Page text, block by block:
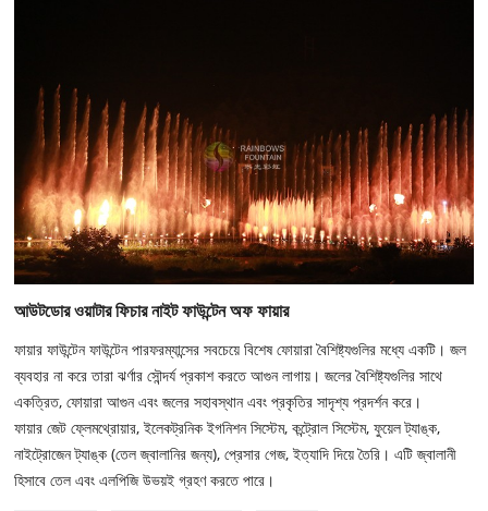
আউটডোর ওয়াটার ফিচার নাইট ফাউন্টেন অফ ফায়ার
ফায়ার ফাউন্টেন ফাউন্টেন পারফরম্যান্সের সবচেয়ে বিশেষ ফোয়ারা বৈশিষ্ট্যগুলির মধ্যে একটি। জল
ব্যবহার না করে তারা ঝর্ণার সৌন্দর্য প্রকাশ করতে আগুন লাগায়। জলের বৈশিষ্ট্যগুলির সাথে
একত্রিত, ফোয়ারা আগুন এবং জলের সহাবস্থান এবং প্রকৃতির সাদৃশ্য প্রদর্শন করে।
ফায়ার জেট ফ্লেমথ্রোয়ার, ইলেকট্রনিক ইগনিশন সিস্টেম, কন্ট্রোল সিস্টেম, ফুয়েল ট্যাঙ্ক,
নাইট্রোজেন ট্যাঙ্ক (তেল জ্বালানির জন্য), প্রেসার গেজ, ইত্যাদি দিয়ে তৈরি। এটি জ্বালানী
হিসাবে তেল এবং এলপিজি উভয়ই গ্রহণ করতে পারে।